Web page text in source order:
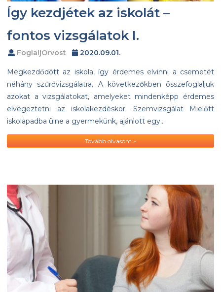
Így kezdjétek az iskolát –
fontos vizsgálatok I.
FoglaljOrvost 2020.09.01.
Megkezdődött az iskola, így érdemes elvinni a csemetét
néhány szűrővizsgálatra. A következőkben összefoglaljuk
azokat a vizsgálatokat, amelyeket mindenképp érdemes
elvégeztetni az iskolakezdéskor. Szemvizsgálat Mielőtt
iskolapadba ülne a gyermekünk, ajánlott egy…
Tovább olvasom »